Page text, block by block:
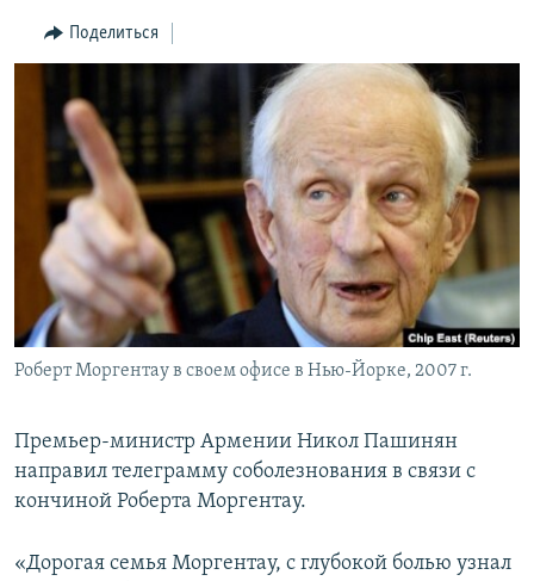
поискуНАГОРНЫЙ КАРАБАХ
СПОРТ
АРХИВ
Հայերեն
English
Русский
Все сайты Радио Азатутюн
Поделиться
Роберт Моргентау в своем офисе в Нью-Йорке, 2007 г.
Премьер-министр Армении Никол Пашинян
направил телеграмму соболезнования в связи с
кончиной Роберта Моргентау.
«Дорогая семья Моргентау, с глубокой болью узнал